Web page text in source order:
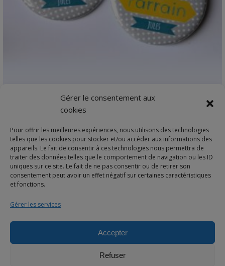
Gérer le consentement aux
cookies
Pour offrir les meilleures expériences, nous utilisons des technologies
telles que les cookies pour stocker et/ou accéder aux informations des
appareils. Le fait de consentir à ces technologies nous permettra de
traiter des données telles que le comportement de navigation ou les ID
uniques sur ce site. Le fait de ne pas consentir ou de retirer son
consentement peut avoir un effet négatif sur certaines caractéristiques
et fonctions.
Gérer les services
Accepter
Refuser
Cadeaux parrain + marraine
3,70€ – 18,00€Plage
de
prix :
3,70€
18,00€
© 2025 Bulles de neige - Marque déposée -Tous droits réservés
Votre panier